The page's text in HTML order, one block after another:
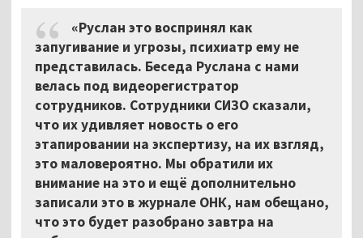
«Руслан это воспринял как
запугивание и угрозы, психиатр ему не
представилась. Беседа Руслана с нами
велась под видеорегистратор
сотрудников. Сотрудники СИЗО сказали,
что их удивляет новость о его
этапировании на экспертизу, на их взгляд,
это маловероятно. Мы обратили их
внимание на это и ещё дополнительно
записали это в журнале ОНК, нам обещано,
что это будет разобрано завтра на